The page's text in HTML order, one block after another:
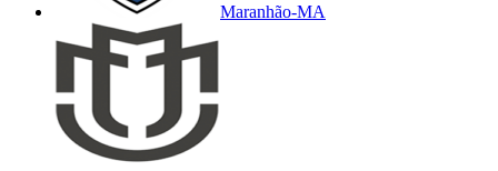
Maranhão-MA